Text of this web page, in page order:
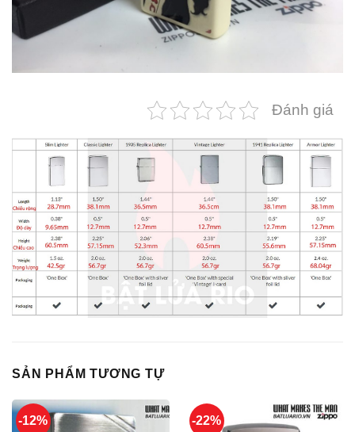
Đánh giá
SẢN PHẨM TƯƠNG TỰ
-12% -22%